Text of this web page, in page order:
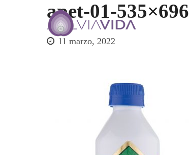
apet-01-535×696
11 marzo, 2022